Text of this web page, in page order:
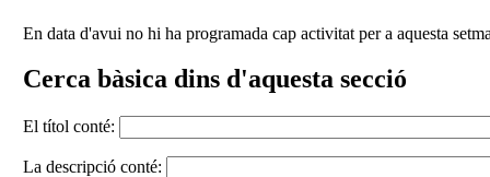
En data d'avui no hi ha programada cap activitat per a aquesta
Cerca bàsica dins d'aquesta secció
El títol conté:
La descripció conté: